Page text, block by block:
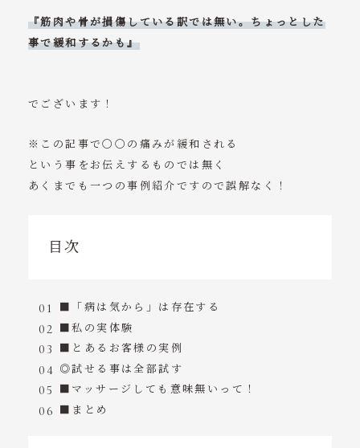
『筋肉や骨が損傷している訳では無い。ちょっとした
事で緩和するかも』
でございます！
※この記事で〇〇の痛みが緩和される
という事をお伝えするものでは無く
あくまでも一つの事例紹介ですので誤解なく！
目次
■「病は気から」は存在する
■私の実体験
■とあるお客様の実例
◎試せる事は全部試す
■マッサージしても意味無いって！
■まとめ